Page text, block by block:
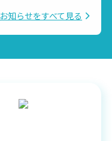
お知らせをすべて見る